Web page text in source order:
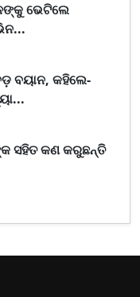
ଭେଟିଲେ
ବୟାନ, କହିଲେ-
ସହିତ କଣ କରୁଛନ୍ତି